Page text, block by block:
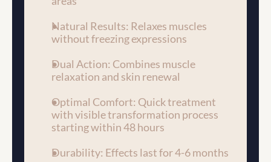
Natural Results: Relaxes muscles
without freezing expressions
Dual Action: Combines muscle
relaxation and skin renewal
Optimal Comfort: Quick treatment
with visible transformation process
starting within 48 hours
Durability: Effects last for 4-6 months